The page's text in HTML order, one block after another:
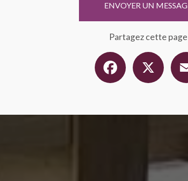
ENVOYER UN
Partagez cette page
Facebook